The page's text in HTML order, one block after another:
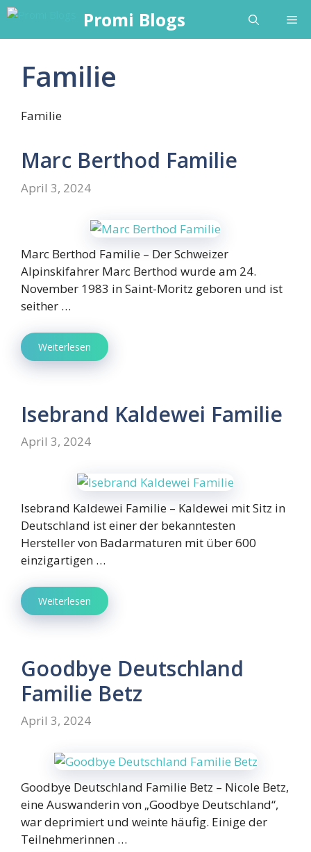
Skip
content
Promi Blogs
Familie
Familie
Marc Berthod Familie
April 3, 2024
Marc Berthod Familie – Der Schweizer
Alpinskifahrer Marc Berthod wurde am 24.
November 1983 in Saint-Moritz geboren und ist
seither …
Weiterlesen
Isebrand Kaldewei Familie
April 3, 2024
Isebrand Kaldewei Familie – Kaldewei mit Sitz in
Deutschland ist einer der bekanntesten
Hersteller von Badarmaturen mit über 600
einzigartigen …
Weiterlesen
Goodbye Deutschland
Familie Betz
April 3, 2024
Goodbye Deutschland Familie Betz – Nicole Betz,
eine Auswanderin von „Goodbye Deutschland“,
war deprimiert und weinte häufig. Einige der
Teilnehmerinnen …